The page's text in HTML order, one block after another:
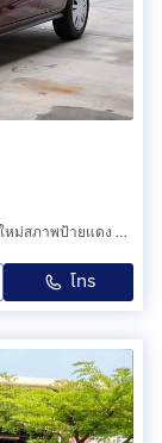
ขายรถมือสอง Mitsubishi Mirage 1.2 GLX ปี 2020 โฉมใหม่สภาพป้ายแดง ประหยัดน้ำมันสูงสุดพร้อมวารันตีศูนย์ (HCAA)
โทร